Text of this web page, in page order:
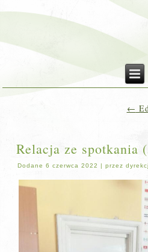
←
Relacja ze spotkania
Dodane 6 czerwca 2022 |przez